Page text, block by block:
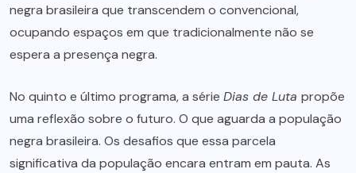
negra brasileira que transcendem o convencional,
ocupando espaços em que tradicionalmente não se
espera a presença negra.
No quinto e último programa, a série Dias de Luta propõe
uma reflexão sobre o futuro. O que aguarda a população
negra brasileira. Os desafios que essa parcela
significativa da população encara entram em pauta. As